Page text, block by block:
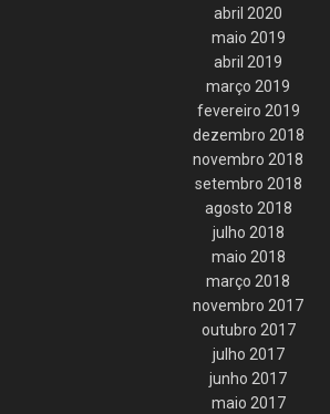
abril 2020
maio 2019
abril 2019
março 2019
fevereiro 2019
dezembro 2018
novembro 2018
setembro 2018
agosto 2018
julho 2018
maio 2018
março 2018
novembro 2017
outubro 2017
julho 2017
junho 2017
maio 2017